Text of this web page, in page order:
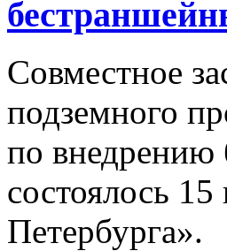
Совместное
подземного
по внедрению
состоялось
Петербурга».